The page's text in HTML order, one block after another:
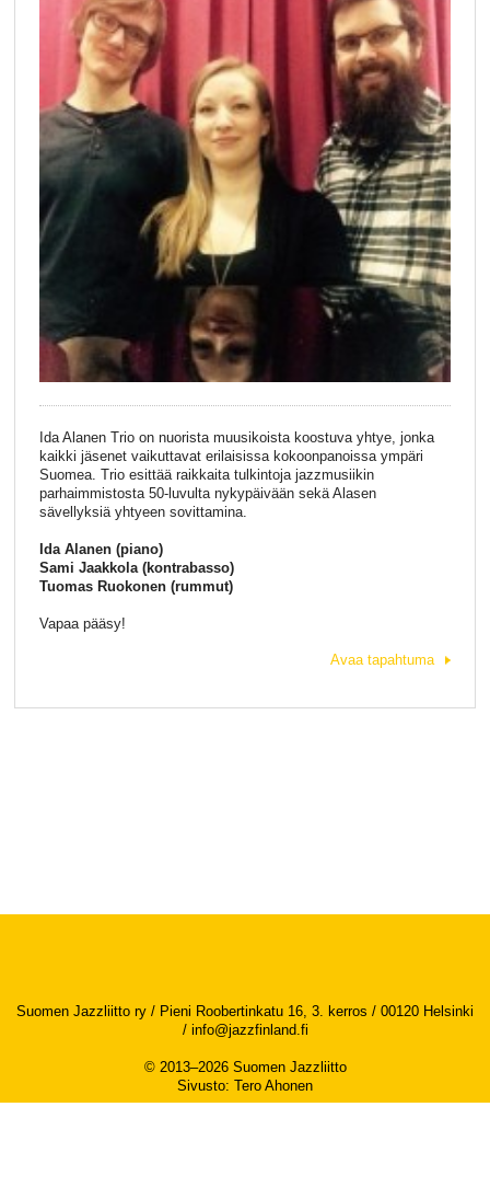
Ida Alanen Trio on nuorista muusikoista koostuva yhtye, jonka
kaikki jäsenet vaikuttavat erilaisissa kokoonpanoissa ympäri
Suomea. Trio esittää raikkaita tulkintoja jazzmusiikin
parhaimmistosta 50-luvulta nykypäivään sekä Alasen
sävellyksiä yhtyeen sovittamina.
Ida Alanen (piano)
Sami Jaakkola (kontrabasso)
Tuomas Ruokonen (rummut)
Vapaa pääsy!
Avaa tapahtuma
Suomen Jazzliitto ry / Pieni Roobertinkatu 16, 3. kerros / 00120 Helsinki
/ info@jazzfinland.fi
© 2013–2026 Suomen Jazzliitto
Sivusto: Tero Ahonen